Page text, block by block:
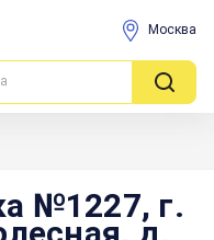
Москва
№1227, г.